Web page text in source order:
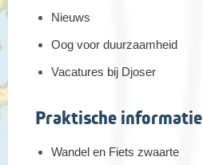
Nieuws
Oog voor duurzaamheid
Vacatures bij Djoser
Praktische informatie
Wandel en Fiets zwaarte